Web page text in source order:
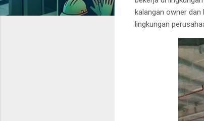
kalangan owner dan
lingkungan